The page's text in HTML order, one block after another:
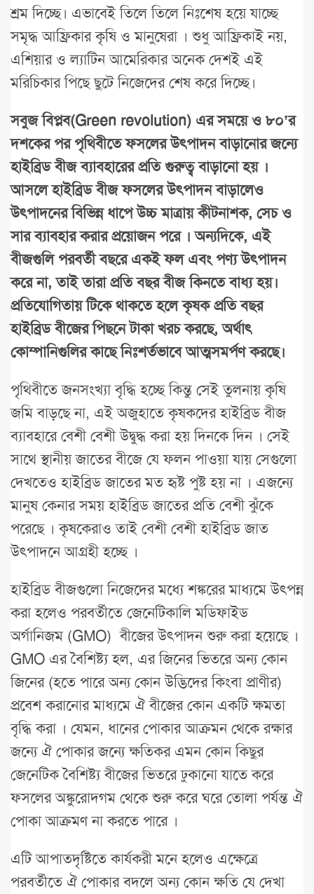
শ্রম দিচ্ছে। এভাবেই তিলে তিলে নিঃশেষ হয়ে যাচ্ছে
সমৃদ্ধ আফ্রিকার কৃষি ও মানুষেরা । শুধু আফ্রিকাই নয়,
এশিয়ার ও ল্যাটিন আমেরিকার অনেক দেশই এই
মরিচিকার পিছে ছুটে নিজেদের শেষ করে দিচ্ছে।
সবুজ বিপ্লব(Green revolution) এর সময়ে ও ৮০’র
দশকের পর পৃথিবীতে ফসলের উৎপাদন বাড়ানোর জন্যে
হাইব্রিড বীজ ব্যাবহারের প্রতি গুরুত্ব বাড়ানো হয় ।
আসলে হাইব্রিড বীজ ফসলের উৎপাদন বাড়ালেও
উৎপাদনের বিভিন্ন ধাপে উচ্চ মাত্রায় কীটনাশক, সেচ ও
সার ব্যাবহার করার প্রয়োজন পরে । অন্যদিকে, এই
বীজগুলি পরবর্তী বছরে একই ফল এবং পণ্য উৎপাদন
করে না, তাই তারা প্রতি বছর বীজ কিনতে বাধ্য হয়।
প্রতিযোগিতায় টিকে থাকতে হলে কৃষক প্রতি বছর
হাইব্রিড বীজের পিছনে টাকা খরচ করছে, অর্থাৎ
কোম্পানিগুলির কাছে নিঃশর্তভাবে আত্মসমর্পণ করছে।
পৃথিবীতে জনসংখ্যা বৃদ্ধি হচ্ছে কিন্তু সেই তুলনায় কৃষি
জমি বাড়ছে না, এই অজুহাতে কৃষকদের হাইব্রিড বীজ
ব্যাবহারে বেশী বেশী উদ্বুদ্ধ করা হয় দিনকে দিন । সেই
সাথে স্থানীয় জাতের বীজে যে ফলন পাওয়া যায় সেগুলো
দেখতেও হাইব্রিড জাতের মত হৃষ্ট পুষ্ট হয় না । এজন্যে
মানুষ কেনার সময় হাইব্রিড জাতের প্রতি বেশী ঝুঁকে
পরেছে । কৃষকেরাও তাই বেশী বেশী হাইব্রিড জাত
উৎপাদনে আগ্রহী হচ্ছে ।
হাইব্রিড বীজগুলো নিজেদের মধ্যে শঙ্করের মাধ্যমে উৎপন্ন
করা হলেও পরবর্তীতে জেনেটিকালি মডিফাইড
অর্গানিজম (GMO) বীজের উৎপাদন শুরু করা হয়েছে ।
GMO এর বৈশিষ্ট্য হল, এর জিনের ভিতরে অন্য কোন
জিনের (হতে পারে অন্য কোন উদ্ভিদের কিংবা প্রাণীর)
প্রবেশ করানোর মাধ্যমে ঐ বীজের কোন একটি ক্ষমতা
বৃদ্ধি করা । যেমন, ধানের পোকার আক্রমন থেকে রক্ষার
জন্যে ঐ পোকার জন্যে ক্ষতিকর এমন কোন কিছুর
জেনেটিক বৈশিষ্ট্য বীজের ভিতরে ঢুকানো যাতে করে
ফসলের অঙ্কুরোদ্গম থেকে শুরু করে ঘরে তোলা পর্যন্ত ঐ
পোকা আক্রমণ না করতে পারে ।
এটি আপাতদৃষ্টিতে কার্যকরী মনে হলেও এক্ষেত্রে
পরবর্তীতে ঐ পোকার বদলে অন্য কোন ক্ষতি যে দেখা